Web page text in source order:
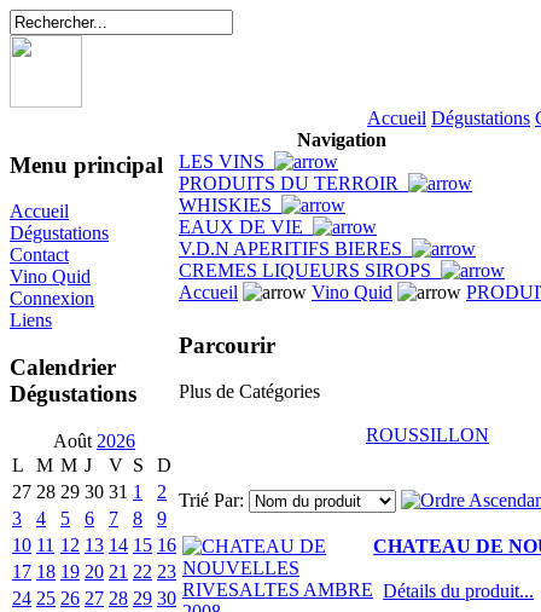
Accueil Dégustations
Menu principal
Accueil
Dégustations
Contact
Vino Quid
Connexion
Liens
Calendrier
Dégustations
Août 2026
L
M M J V S
D
27 28 29 30 31 1
2
3
4 5 6 7 8
9
10 11 12 13 14 15 16
17 18 19 20 21 22 23
24 25 26 27 28 29 30
Navigation
LES VINS
PRODUITS DU TERROIR
WHISKIES
EAUX DE VIE
V.D.N APERITIFS BIERES
CREMES LIQUEURS SIROPS
Accueil
Vino Quid
Parcourir
Plus de Catégories
ROUSSILLON
Trié Par:
CHATEAU DE
Détails du produit...